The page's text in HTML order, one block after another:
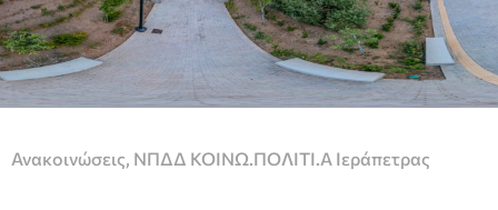
Ανακοινώσεις ΝΠΔΔ ΚΟΙΝΩ.ΠΟΛΙΤΙ.Α Ιεράπετρας